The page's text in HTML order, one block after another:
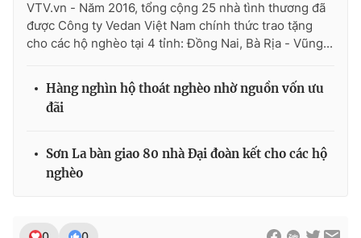
Theo dõi báo trên
VTV.vn - Năm 2016, tổng cộng 25 nhà tình thương đã
được Công ty Vedan Việt Nam chính thức trao tặng
cho các hộ nghèo tại 4 tỉnh: Đồng Nai, Bà Rịa - Vũng...
Hàng nghìn hộ thoát nghèo nhờ nguồn vốn ưu
đãi
Sơn La bàn giao 80 nhà Đại đoàn kết cho các hộ
nghèo